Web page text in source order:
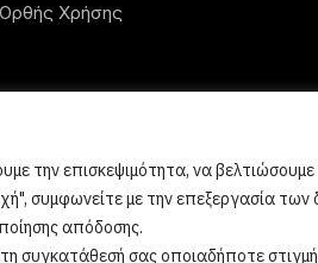
την επισκεψιμότητα, να βελτιώσουμε
συμφωνείτε με την επεξεργασία
απόδοσης.
συγκατάθεσή σας οποιαδήποτε
Ορθής Χρήσης